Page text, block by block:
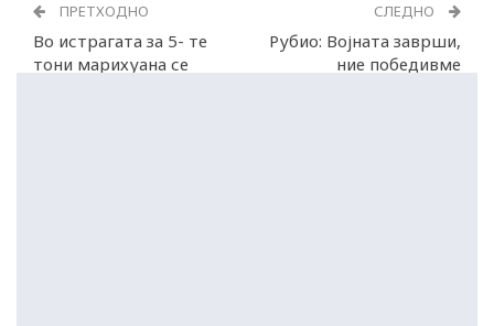
ПРЕТХОДНО
Во истрагата за 5- те
тони марихуана се
СЛЕДНО
Рубио: Војната заврши,
ние победивме